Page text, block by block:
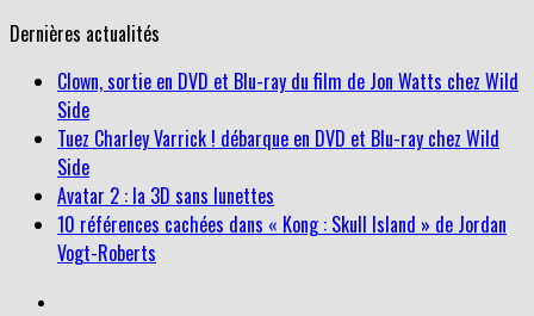
Dernières actualités
Clown, sortie en DVD et Blu-ray du film de Jon Watts chez Wild
Side
Tuez Charley Varrick ! débarque en DVD et Blu-ray chez Wild
Side
Avatar 2 : la 3D sans lunettes
10 références cachées dans « Kong : Skull Island » de Jordan
Vogt-Roberts